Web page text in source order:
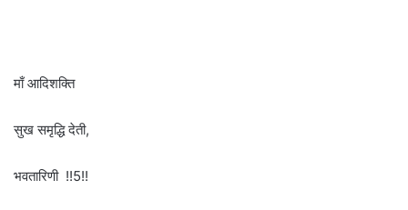
माँ आदिशक्ति
सुख समृद्धि देती,
भवतारिणी !!5!!